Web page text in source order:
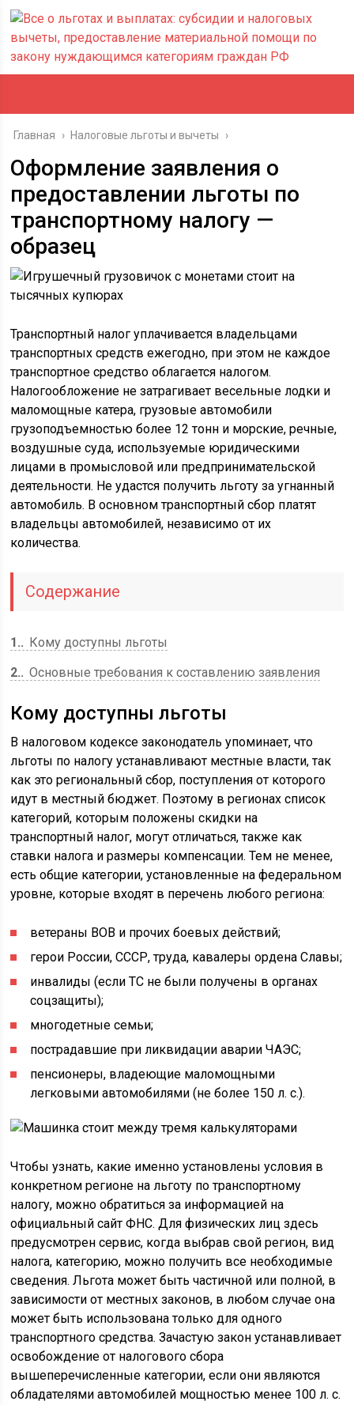
Главная › Налоговые льготы и вычеты ›
Оформление заявления о
предоставлении льготы по
транспортному налогу —
образец
Транспортный налог уплачивается владельцами
транспортных средств ежегодно, при этом не каждое
транспортное средство облагается налогом.
Налогообложение не затрагивает весельные лодки и
маломощные катера, грузовые автомобили
грузоподъемностью более 12 тонн и морские, речные,
воздушные суда, используемые юридическими
лицами в промысловой или предпринимательской
деятельности. Не удастся получить льготу за угнанный
автомобиль. В основном транспортный сбор платят
владельцы автомобилей, независимо от их
количества.
Содержание
1.
Кому доступны льготы
2.
Основные требования к составлению заявления
Кому доступны льготы
В налоговом кодексе законодатель упоминает, что
льготы по налогу устанавливают местные власти, так
как это региональный сбор, поступления от которого
идут в местный бюджет. Поэтому в регионах список
категорий, которым положены скидки на
транспортный налог, могут отличаться, также как
ставки налога и размеры компенсации. Тем не менее,
есть общие категории, установленные на федеральном
уровне, которые входят в перечень любого региона:
ветераны ВОВ и прочих боевых действий;
герои России, СССР, труда, кавалеры ордена Славы;
инвалиды (если ТС не были получены в органах
соцзащиты);
многодетные семьи;
пострадавшие при ликвидации аварии ЧАЭС;
пенсионеры, владеющие маломощными
легковыми автомобилями (не более 150 л. с.).
Чтобы узнать, какие именно установлены условия в
конкретном регионе на льготу по транспортному
налогу, можно обратиться за информацией на
официальный сайт ФНС. Для физических лиц здесь
предусмотрен сервис, когда выбрав свой регион, вид
налога, категорию, можно получить все необходимые
сведения. Льгота может быть частичной или полной, в
зависимости от местных законов, в любом случае она
может быть использована только для одного
транспортного средства. Зачастую закон устанавливает
освобождение от налогового сбора
вышеперечисленные категории, если они являются
обладателями автомобилей мощностью менее 100 л. с.